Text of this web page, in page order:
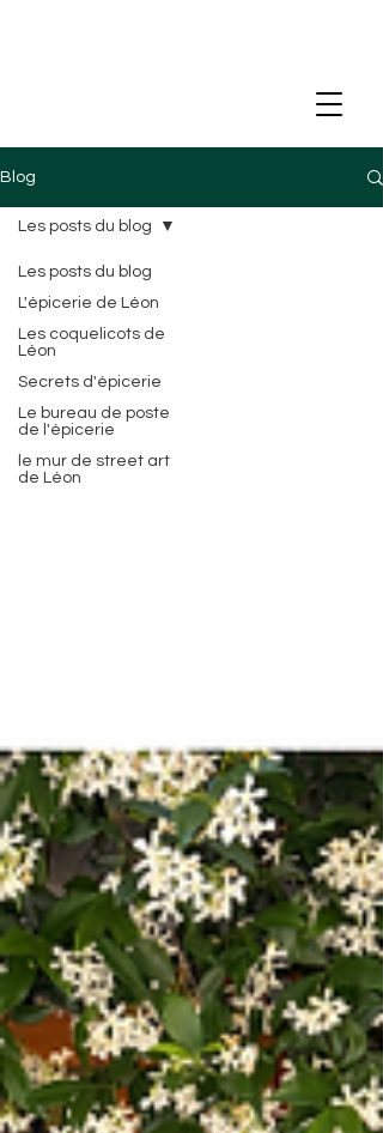
Blog
Les posts du blog
L'épicerie de Léon
Les coquelicots de
Léon
Secrets d'épicerie
Le bureau de poste
de l'épicerie
le mur de street art
de Léon
Les posts du blog